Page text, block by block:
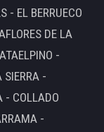
- EL BERRUECO
DE LA
-
SIERRA -
- COLLADO
-